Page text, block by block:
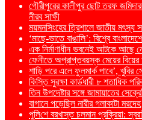
গৌরীপুরের কালীপুর ছোট তরফ
নীরব সাক্ষী
ময়মনসিংহের ত্রিশালে জাতীয় মৎস্য
‘মাছে-ভাতে বাঙালি’: বিশ্বে
এক নির্মাণাধীন ভবনেই আটকে আছে
ফেনীতে অপ্রাপ্তবয়স্ক মেয়ের
শাড়ি পরে এলে ফুলমার্ক পাবে’,
কিস্তি সুরক্ষা কার্ডধারী ৮ শতাধিক
তিন উপদেষ্টার সঙ্গে জামায়াতের
বাগানে পড়েছিল নারীর গলাকাটা মরদেহ
পু‌লি‌শে বরখাস্ত চলমান প্রক্রিয়া: